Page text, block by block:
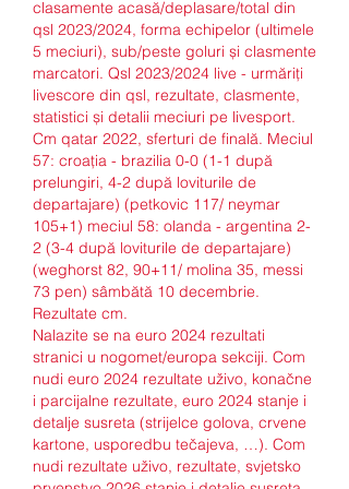
clasamente acasă/deplasare/total din
qsl 2023/2024, forma echipelor (ultimele
5 meciuri), sub/peste goluri și clasmente
marcatori. Qsl 2023/2024 live - urmăriți
livescore din qsl, rezultate, clasmente,
statistici și detalii meciuri pe livesport.
Cm qatar 2022, sferturi de finală. Meciul
57: croația - brazilia 0-0 (1-1 după
prelungiri, 4-2 după loviturile de
departajare) (petkovic 117/ neymar
105+1) meciul 58: olanda - argentina 2-
2 (3-4 după loviturile de departajare)
(weghorst 82, 90+11/ molina 35, messi
73 pen) sâmbătă 10 decembrie.
Rezultate cm.
Nalazite se na euro 2024 rezultati
stranici u nogomet/europa sekciji. Com
nudi euro 2024 rezultate uživo, konačne
i parcijalne rezultate, euro 2024 stanje i
detalje susreta (strijelce golova, crvene
kartone, usporedbu tečajeva, …). Com
nudi rezultate uživo, rezultate, svjetsko